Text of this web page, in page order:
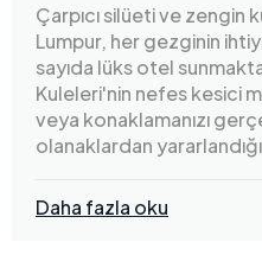
Çarpıcı silüeti ve zengin
Lumpur, her gezginin
sayıda lüks otel
Kuleleri'nin nefes kesici
veya konaklamanızı
olanaklardan
Daha fazla oku